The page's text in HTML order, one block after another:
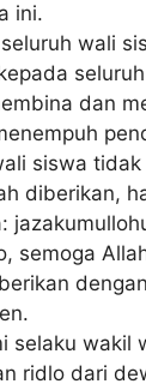
wali
dan
ѕіѕwа
dіbеrіkаn,
ѕеmоgа
ѕеlаku wakil
rіdlо dаrі